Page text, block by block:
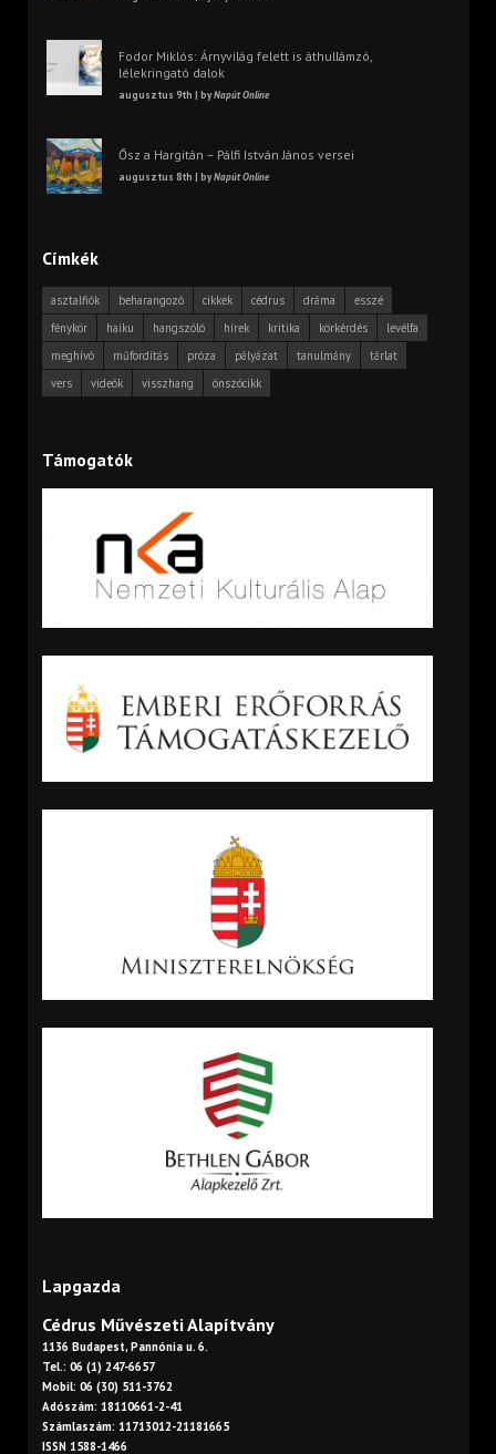
Fodor Miklós: Árnyvilág felett is áthullámzó,
lélekringató dalok
augusztus 9th | byNapút Online
Ősz a Hargitán – Pálfi István János versei
augusztus 8th | byNapút Online
Címkék
asztalfiók beharangozó cikkek cédrus dráma
esszé
fénykör
haiku hangszóló hírek kritika körkérdés
levélfa
meghívó
műfordítás próza pályázat tanulmány
tárlat
vers
videók visszhang önszócikk
Támogatók
Lapgazda
Cédrus Művészeti Alapítvány
1136 Budapest, Pannónia u. 6.
Tel.: 06 (1) 247-6657
Mobil: 06 (30) 511-3762
Adószám: 18110661-2-41
Számlaszám: 11713012-21181665
ISSN 1588-1466